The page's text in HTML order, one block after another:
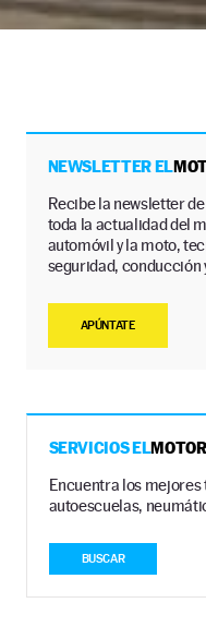
NEWSLETTER EL
Recibe la newsletter de
toda la actualidad del
automóvil y la moto,
seguridad, conducción
APÚNTATE
SERVICIOS ELMOTOR
Encuentra los mejores
autoescuelas,
BUSCAR